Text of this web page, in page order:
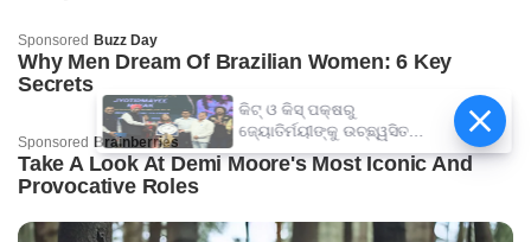
କିଟ୍‍ ଓ କିସ୍‍ ପକ୍ଷରୁ
ଜ୍ୟୋତିର୍ମୟୀଙ୍କୁ ଉଚ୍ଛ୍ୱସିତ
ସମ୍ବର୍ଦ୍ଧନା; ୫ଲକ୍ଷ ଟଙ୍କାର
ପ୍ରୋତ୍ସାହନ ରାଶି ପ୍ରଦାନ